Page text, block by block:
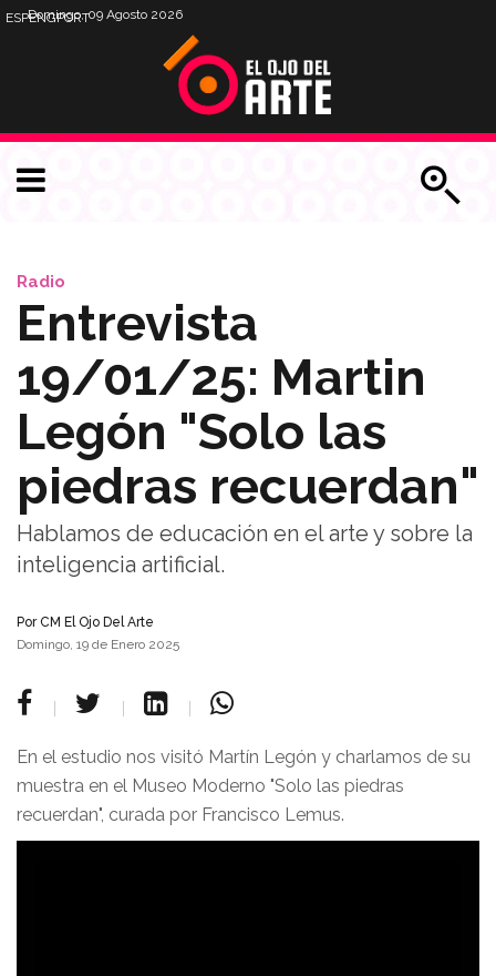
Domingo, 09 Agosto 2026
ESPENGPORT
Radio
Entrevista
19/01/25: Martin
Legón "Solo las
piedras recuerdan"
Hablamos de educación en el arte y sobre la
inteligencia artificial.
PorCM El Ojo Del Arte
Domingo, 19 de Enero 2025
En el estudio nos visitó Martín Legón y charlamos de su
muestra en el Museo Moderno "Solo las piedras
recuerdan", curada por Francisco Lemus.